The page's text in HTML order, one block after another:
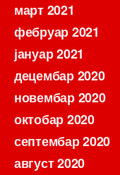
март 2021
фебруар 2021
јануар 2021
децембар 2020
новембар 2020
октобар 2020
септембар 2020
август 2020